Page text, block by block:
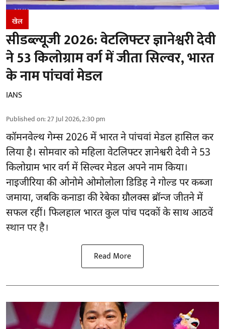
खेल
सीडब्ल्यूजी 2026: वेटलिफ्टर ज्ञानेश्वरी देवी
ने 53 किलोग्राम वर्ग में जीता सिल्वर, भारत
के नाम पांचवां मेडल
IANS
Published on:27 Jul 2026, 2:30 pm
कॉमनवेल्थ गेम्स 2026 में भारत ने पांचवां मेडल हासिल कर
लिया है। सोमवार को महिला वेटलिफ्टर ज्ञानेश्वरी देवी ने 53
किलोग्राम भार वर्ग में सिल्वर मेडल अपने नाम किया।
नाइजीरिया की ओनोमे ओमोलोला डिडिह ने गोल्ड पर कब्जा
जमाया, जबकि कनाडा की रेबेका ग्रौलक्स ब्रॉन्ज जीतने में
सफल रहीं। फिलहाल भारत कुल पांच पदकों के साथ आठवें
स्थान पर है।
Read More